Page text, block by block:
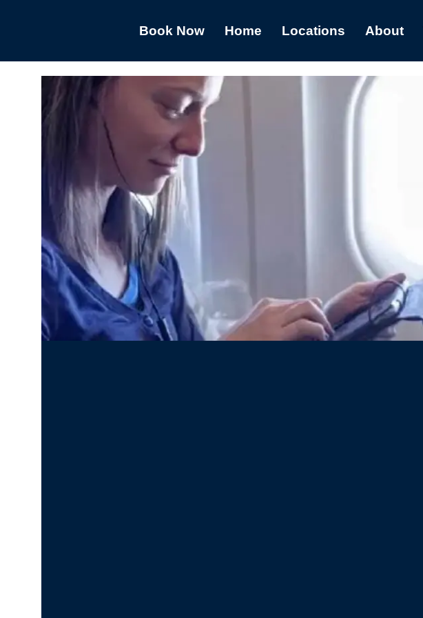
Book Now Home Locations About